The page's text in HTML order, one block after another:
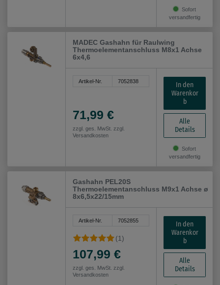
Sofort
versandfertig
MADEC Gashahn für Raulwing
Thermoelementanschluss M8x1 Achse
6x4,6
Artikel-Nr. 7052838
71,99 €
zzgl. ges. MwSt. zzgl.
Versandkosten
In den
Warenkor
b
Alle
Details
Sofort
versandfertig
Gashahn PEL20S
Thermoelementanschluss M9x1 Achse ø
8x6,5x22/15mm
Artikel-Nr. 7052855
(1)
107,99 €
zzgl. ges. MwSt. zzgl.
Versandkosten
In den
Warenkor
b
Alle
Details